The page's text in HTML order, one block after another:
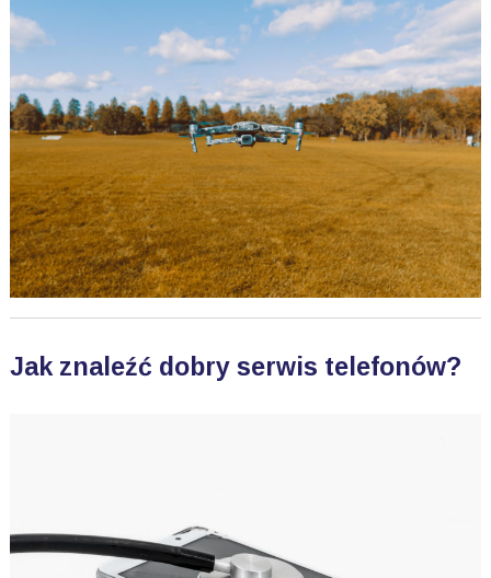
Jak znaleźć dobry serwis telefonów?